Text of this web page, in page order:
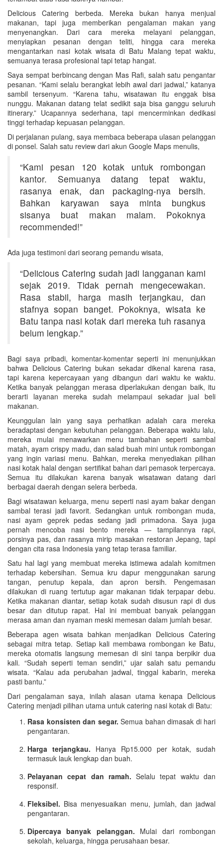
Delicious Catering berbeda. Mereka bukan hanya menjual
makanan, tapi juga memberikan pengalaman makan yang
menyenangkan. Dari cara mereka melayani pelanggan,
menyiapkan pesanan dengan teliti, hingga cara mereka
mengantarkan nasi kotak wisata di Batu Malang tepat waktu,
semuanya terasa profesional tapi tetap hangat.
Saya sempat berbincang dengan Mas Rafi, salah satu pengantar
pesanan. “Kami selalu berangkat lebih awal dari jadwal,” katanya
sambil tersenyum. “Karena tahu, wisatawan itu enggak bisa
nunggu. Makanan datang telat sedikit saja bisa ganggu seluruh
itinerary.” Ucapannya sederhana, tapi mencerminkan dedikasi
tinggi terhadap kepuasan pelanggan.
Di perjalanan pulang, saya membaca beberapa ulasan pelanggan
di ponsel. Salah satu review dari akun Google Maps menulis,
“Kami pesan 120 kotak untuk rombongan
kantor. Semuanya datang tepat waktu,
rasanya enak, dan packaging-nya bersih.
Bahkan karyawan saya minta bungkus
sisanya buat makan malam. Pokoknya
recommended!”
Ada juga testimoni dari seorang pemandu wisata,
“Delicious Catering sudah jadi langganan kami
sejak 2019. Tidak pernah mengecewakan.
Rasa stabil, harga masih terjangkau, dan
stafnya sopan banget. Pokoknya, wisata ke
Batu tanpa nasi kotak dari mereka tuh rasanya
belum lengkap.”
Bagi saya pribadi, komentar-komentar seperti ini menunjukkan
bahwa Delicious Catering bukan sekadar dikenal karena rasa,
tapi karena kepercayaan yang dibangun dari waktu ke waktu.
Ketika banyak pelanggan merasa diperlakukan dengan baik, itu
berarti layanan mereka sudah melampaui sekadar jual beli
makanan.
Keunggulan lain yang saya perhatikan adalah cara mereka
beradaptasi dengan kebutuhan pelanggan. Beberapa waktu lalu,
mereka mulai menawarkan menu tambahan seperti sambal
matah, ayam crispy madu, dan salad buah mini untuk rombongan
yang ingin variasi menu. Bahkan, mereka menyediakan pilihan
nasi kotak halal dengan sertifikat bahan dari pemasok terpercaya.
Semua itu dilakukan karena banyak wisatawan datang dari
berbagai daerah dengan selera berbeda.
Bagi wisatawan keluarga, menu seperti nasi ayam bakar dengan
sambal terasi jadi favorit. Sedangkan untuk rombongan muda,
nasi ayam geprek pedas sedang jadi primadona. Saya juga
pernah mencoba nasi bento mereka — tampilannya rapi,
porsinya pas, dan rasanya mirip masakan restoran Jepang, tapi
dengan cita rasa Indonesia yang tetap terasa familiar.
Satu hal lagi yang membuat mereka istimewa adalah komitmen
terhadap kebersihan. Semua kru dapur menggunakan sarung
tangan, penutup kepala, dan apron bersih. Pengemasan
dilakukan di ruang tertutup agar makanan tidak terpapar debu.
Ketika makanan diantar, setiap kotak sudah disusun rapi di dus
besar dan ditutup rapat. Hal ini membuat banyak pelanggan
merasa aman dan nyaman meski memesan dalam jumlah besar.
Beberapa agen wisata bahkan menjadikan Delicious Catering
sebagai mitra tetap. Setiap kali membawa rombongan ke Batu,
mereka otomatis langsung memesan di sini tanpa berpikir dua
kali. “Sudah seperti teman sendiri,” ujar salah satu pemandu
wisata. “Kalau ada perubahan jadwal, tinggal kabarin, mereka
pasti bantu.”
Dari pengalaman saya, inilah alasan utama kenapa Delicious
Catering menjadi pilihan utama untuk catering nasi kotak di Batu:
Rasa konsisten dan segar. Semua bahan dimasak di hari
pengantaran.
Harga terjangkau. Hanya Rp15.000 per kotak, sudah
termasuk lauk lengkap dan buah.
Pelayanan cepat dan ramah. Selalu tepat waktu dan
responsif.
Fleksibel. Bisa menyesuaikan menu, jumlah, dan jadwal
pengantaran.
Dipercaya banyak pelanggan. Mulai dari rombongan
sekolah, keluarga, hingga perusahaan besar.